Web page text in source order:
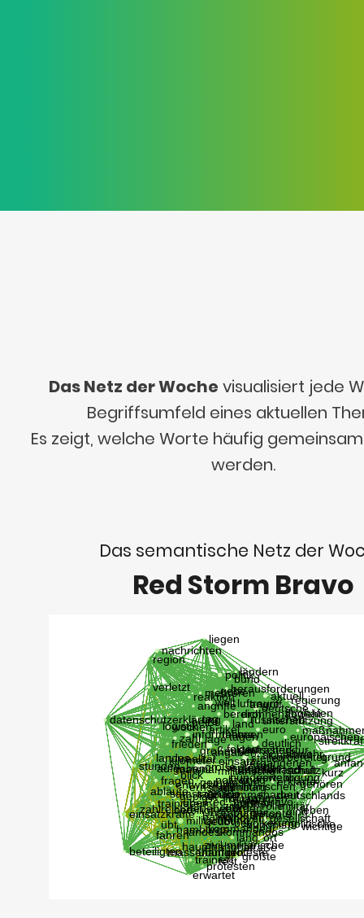
Das Netz der Woche visualisiert jede
Begriffsumfeld eines aktuellen
Es zeigt, welche Worte häufig
werden.
Das semantische Netz der
Red Storm Bravo